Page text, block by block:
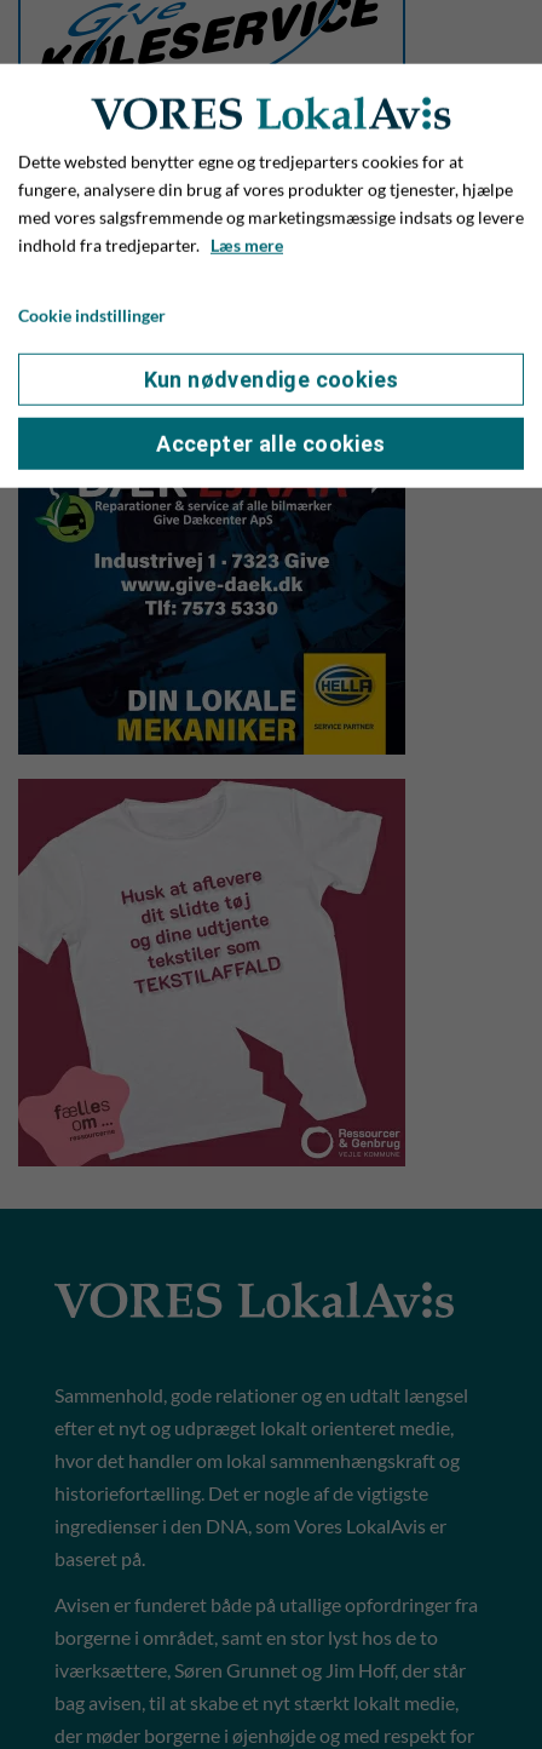
Sammenhold, gode relationer og en udtalt længsel
efter et nyt og udpræget lokalt orienteret medie,
hvor det handler om lokal sammenhængskraft og
historiefortælling. Det er nogle af de vigtigste
ingredienser i den DNA, som Vores LokalAvis er
baseret på.
Avisen er funderet både på utallige opfordringer fra
borgerne i området, samt en stor lyst hos de to
iværksættere, Søren Grunnet og Jim Hoff, der står
bag avisen, til at skabe et nyt stærkt lokalt medie,
der møder borgerne i øjenhøjde og med respekt for
Dette websted benytter egne og tredjeparters cookies for at
fungere, analysere din brug af vores produkter og tjenester, hjælpe
med vores salgsfremmende og marketingsmæssige indsats og levere
indhold fra tredjeparter. Læs mere
Cookie indstillinger
Kun nødvendige cookies
Accepter alle cookies